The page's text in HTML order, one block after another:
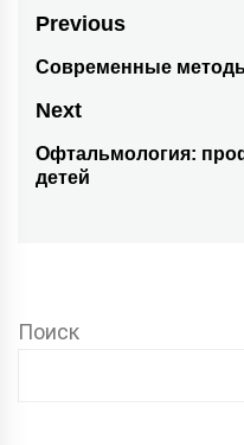
Навигация
по
записям
Previous
Previous
post:
Современные
Next
Next
post:
Офтальмология:
детей
Поиск